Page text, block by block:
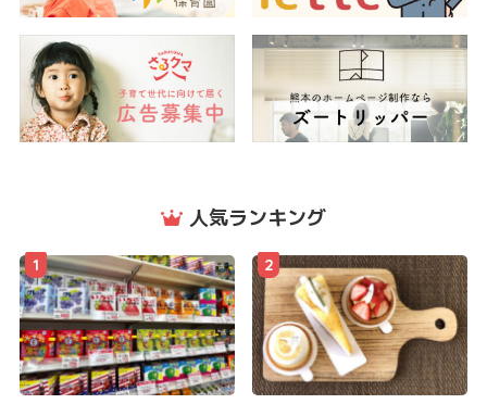
人気ランキング
1 2